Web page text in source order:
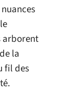
arborent
la
fil des